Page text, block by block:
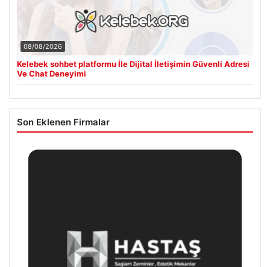
08/08/2026
Kelebek sohbet platformu İle Dijital İletişimin Güvenli Adresi
Ve Chat Deneyimi
Son Eklenen Firmalar